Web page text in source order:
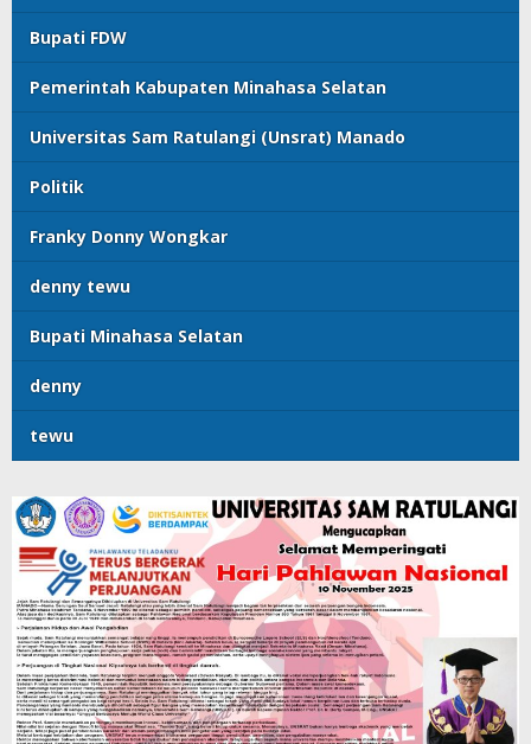
Bupati FDW
Pemerintah Kabupaten Minahasa Selatan
Universitas Sam Ratulangi (Unsrat) Manado
Politik
Franky Donny Wongkar
denny tewu
Bupati Minahasa Selatan
denny
tewu